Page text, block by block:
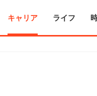
キャリア ライフ